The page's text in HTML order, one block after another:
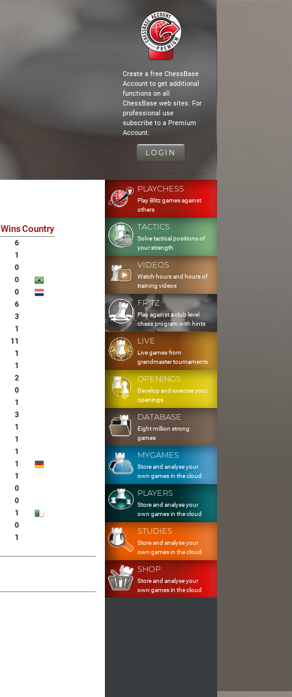
Create a free ChessBase
Account to get additional
functions on all
ChessBase web sites. For
professional use
subscribe to a Premium
Account.
LOGIN
WinsCountry
6
1
0
0
0
6
3
1
11
1
1
2
0
1
3
1
1
1
1
1
0
0
1
0
1
PLAYCHESS
Play Blitz games against
others
TACTICS
Solve tactical positions of
your strength
VIDEOS
Watch hours and hours of
training videos
FRITZ
Play against a club level
chess program with hints
LIVE
Live games from
grandmaster tournaments
OPENINGS
Develop and exercise your
openings
DATABASE
Eight million strong
games
MYGAMES
Store and analyse your
own games in the cloud
PLAYERS
Store and analyse your
own games in the cloud
STUDIES
Store and analyse your
own games in the cloud
SHOP
Store and analyse your
own games in the cloud